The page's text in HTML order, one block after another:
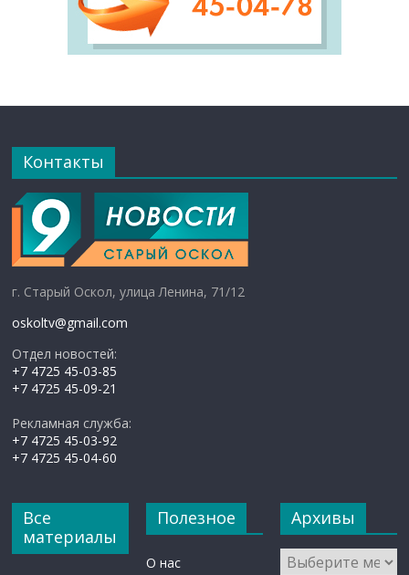
Контакты
г. Старый Оскол, улица Ленина, 71/12
oskoltv@gmail.com
Отдел новостей:
+7 4725 45-03-85
+7 4725 45-09-21
Рекламная служба:
+7 4725 45-03-92
+7 4725 45-04-60
Все
материалы
Полезное
О нас
Архивы
Архивы